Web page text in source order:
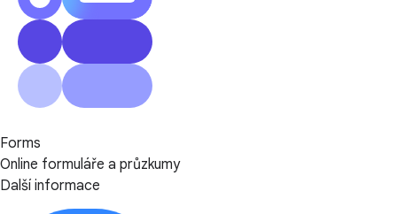
Forms
Online formuláře a průzkumy
Další informace